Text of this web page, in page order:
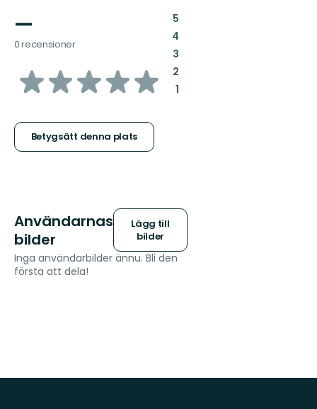
—
0 recensioner
av
stjärnor
Betygsätt denna plats
5:
4:
3:
2:
1:
Användarnas
bilder
Lägg till
bilder
Inga användarbilder ännu. Bli den
första att dela!